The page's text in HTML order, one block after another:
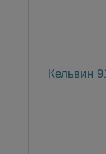
Кельвин